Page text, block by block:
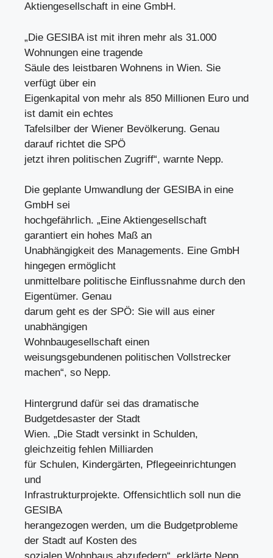
Aktiengesellschaft in eine GmbH.
„Die GESIBA ist mit ihren mehr als 31.000
Wohnungen eine tragende
Säule des leistbaren Wohnens in Wien. Sie
verfügt über ein
Eigenkapital von mehr als 850 Millionen Euro und
ist damit ein echtes
Tafelsilber der Wiener Bevölkerung. Genau
darauf richtet die SPÖ
jetzt ihren politischen Zugriff“, warnte Nepp.
Die geplante Umwandlung der GESIBA in eine
GmbH sei
hochgefährlich. „Eine Aktiengesellschaft
garantiert ein hohes Maß an
Unabhängigkeit des Managements. Eine GmbH
hingegen ermöglicht
unmittelbare politische Einflussnahme durch den
Eigentümer. Genau
darum geht es der SPÖ: Sie will aus einer
unabhängigen
Wohnbaugesellschaft einen
weisungsgebundenen politischen Vollstrecker
machen“, so Nepp.
Hintergrund dafür sei das dramatische
Budgetdesaster der Stadt
Wien. „Die Stadt versinkt in Schulden,
gleichzeitig fehlen Milliarden
für Schulen, Kindergärten, Pflegeeinrichtungen
und
Infrastrukturprojekte. Offensichtlich soll nun die
GESIBA
herangezogen werden, um die Budgetprobleme
der Stadt auf Kosten des
sozialen Wohnbaus abzufedern“, erklärte Nepp.